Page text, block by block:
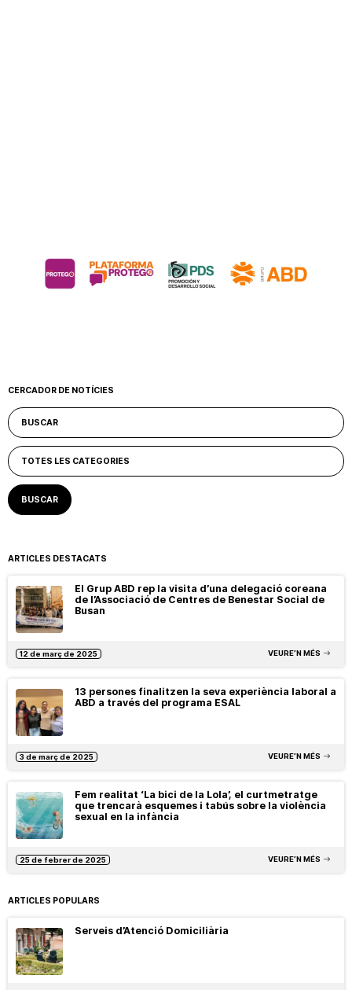
CERCADOR DE NOTÍCIES
ARTICLES DESTACATS
El Grup ABD rep la visita d’una delegació coreana
de l’Associació de Centres de Benestar Social de
Busan
12 de març de 2025 VEURE’N MÉS
13 persones finalitzen la seva experiència laboral a
ABD a través del programa ESAL
3 de març de 2025 VEURE’N MÉS
Fem realitat ‘La bici de la Lola’, el curtmetratge
que trencarà esquemes i tabús sobre la violència
sexual en la infància
25 de febrer de 2025 VEURE’N MÉS
ARTICLES POPULARS
Serveis d’Atenció Domiciliària